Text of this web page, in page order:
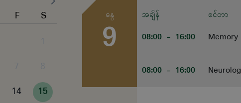
F
S
14
15
နွေ
9
အချိန် စင်တာ
08:00 - 16:00
08:00 - 16:00